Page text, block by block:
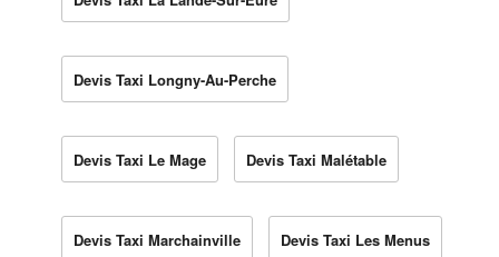
Devis Taxi Longny-Au-Perche
Devis Taxi Le Mage Devis Taxi Malétable
Devis Taxi Marchainville Devis Taxi Les Menus